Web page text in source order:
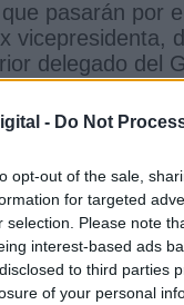
- Do Not
opt-out of the sale,
for targeted
selection. Please note
interest-based ads
to third parties
of your personal
pasarán por
vicepresidenta,
delegado del
Colau,
Lluis
Información del
así como más
Juicio del procés